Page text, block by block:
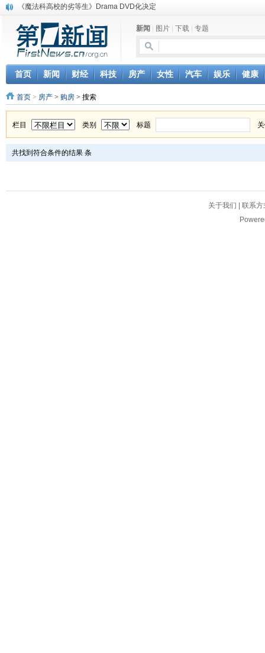
《魔法科高校的劣等生》Drama DVD化决定
消息称刘强东要求京东商城明年扭亏为盈
保健品也能吃出一身病? 康宝莱员工自揭多项家丑
煤价"跳水"电企利润"蹦高" 电煤联动亟待完善
苹果公司自建太阳能电厂为数据中心供电
吃饭、睡觉、黑人人？
网络电商和传统出版商的角逐：亚马逊停止接受Hachette所有图书订单
英国小猫因长得像希特勒遭袭 被扔垃圾左眼致盲
《中二病也想谈恋爱》女主角特报预告公开
新闻 图片 下载 专题
首页 新闻 财经 科技 房产 女性 汽车 娱乐 健康
首页 > 房产 > 购房 > 搜索
栏目 类别 标题
共找到符合条件的结果 条
关于我们
联系方